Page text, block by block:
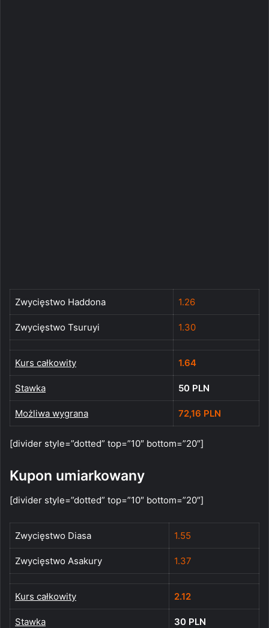
Zwycięstwo Haddona 1.26
Zwycięstwo Tsuruyi 1.30
Kurs całkowity 1.64
Stawka 50 PLN
Możliwa wygrana 72,16 PLN
[divider style=”dotted” top=”10″ bottom=”20″]
Kupon umiarkowany
[divider style=”dotted” top=”10″ bottom=”20″]
Zwycięstwo Diasa 1.55
Zwycięstwo Asakury 1.37
Kurs całkowity 2.12
Stawka 30 PLN